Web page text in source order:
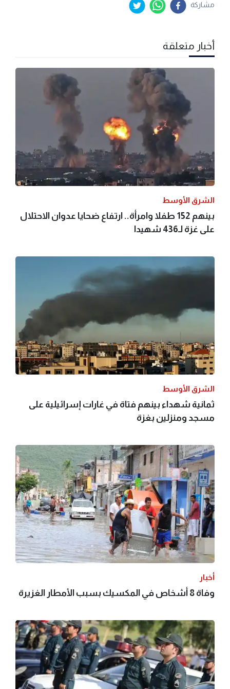
مشاركة
أخبار متعلقة
الشرق الأوسط
بينهم 152 طفلا وامرأة.. ارتفاع ضحايا عدوان الاحتلال
على غزة لـ436 شهيدا
الشرق الأوسط
ثمانية شهداء بينهم فتاة في غارات إسرائيلية على
مسجد ومنزلين بغزة
أخبار
وفاة 8 أشخاص في المكسيك بسبب الأمطار الغزيرة